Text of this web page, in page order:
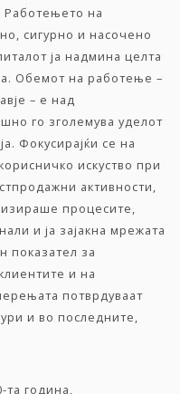
Работењето на
сигурно и насочено
ја надмина целта
Обемот на работење –
– е над
го зголемува уделот
Фокусирајќи се на
искуство при
активности,
процесите,
и ја зајакна мрежата
показател за
и на
потврдуваат
и во последните,
та година,